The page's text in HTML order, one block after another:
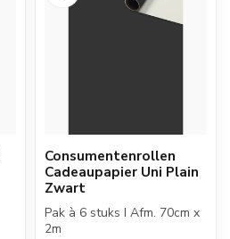
Consumentenrollen
Cadeaupapier Uni Plain
Zwart
Pak à 6 stuks I Afm. 70cm x
2m